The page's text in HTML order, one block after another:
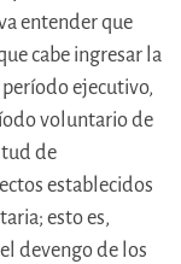
entender que
cabe ingresar la
ejecutivo,
voluntario de
de
establecidos
esto es,
devengo de los